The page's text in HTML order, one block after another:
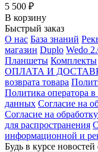
5 500 ₽
В корзину
Быстрый заказ
О нас База знаний
магазин Duplo Wedo
Планшеты Комплекты
ОПЛАТА И
возврата товара
Политика оператора
данных Согласие на
Согласие на
для распространения
информационной и
Будь в курсе